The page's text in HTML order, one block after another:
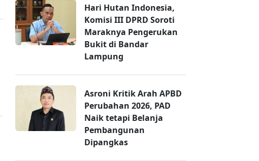
Hari Hutan Indonesia,
Komisi III DPRD Soroti
Maraknya Pengerukan
Bukit di Bandar
Lampung
Asroni Kritik Arah APBD
Perubahan 2026, PAD
Naik tetapi Belanja
Pembangunan
Dipangkas